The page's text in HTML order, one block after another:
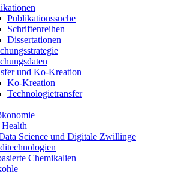
Publikationssuche
Schriftenreihen
Dissertationen
und Ko-Kreation
Ko-Kreation
Technologietransfer
Science und Digitale Zwillinge
Chemikalien